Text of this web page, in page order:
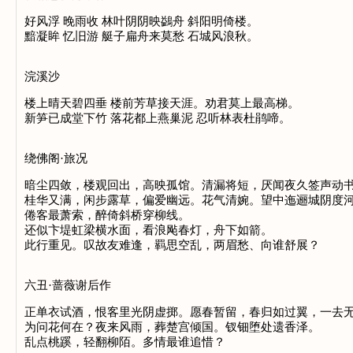
好风浮 晚雨收 林叶阴阴映鷁舟 斜阳明倚楼。
黯凝眸 忆旧游 艇子扁舟来莫愁 石城风浪秋。
浣溪沙
楼上晴天碧四垂 楼前芳草接天涯。劝君莫上最高梯。
新笋已成堂下竹 落花都上燕巢泥 忍听林表杜鹃啼。
绕佛阁·旅况
暗尘四敛，楼观回出，高映孤馆。清漏将短，厌闻夜久签声动书
桂华又满，闲步露草，偏爱幽远。花气清婉。望中迤逦城阴度河
倦客最萧索，醉倚斜桥穿柳线。
还似卞堤虹梁横水面，看浪飐春灯，舟下如箭。
此行重见。叹故友难逢，羁思空乱，两眉愁、向谁舒展？
六丑·蔷薇谢后作
正单衣试酒，恨客里光阴虚掷。愿春暂留，春归如过翼，一去无
为问花何在？夜来风雨，葬楚宫倾国。钗钿堕处遗香泽。
乱点桃蹊，轻翻柳陌。多情最谁追惜？